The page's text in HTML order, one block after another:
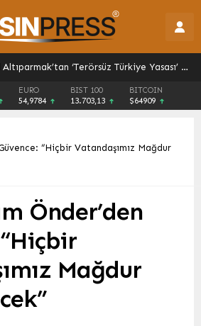
Av. Cüneyd Altıparmak’tan ‘Terörsüz Türkiye Yasası’ Açıklaması: Başvuru Süreci ve Detaylar
EURO
54,9784
BIST 100
13.703,13
BITCOIN
$64909
“Hiçbir Vatandaşımız Mağdur
Önder’den
Mağdur